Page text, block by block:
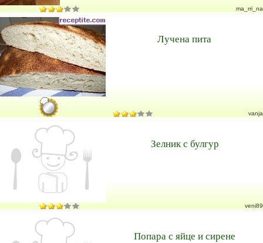
ma_rri_na
Лучена пита
vanja
Зелник с булгур
veni89
Попара с яйце и сирене